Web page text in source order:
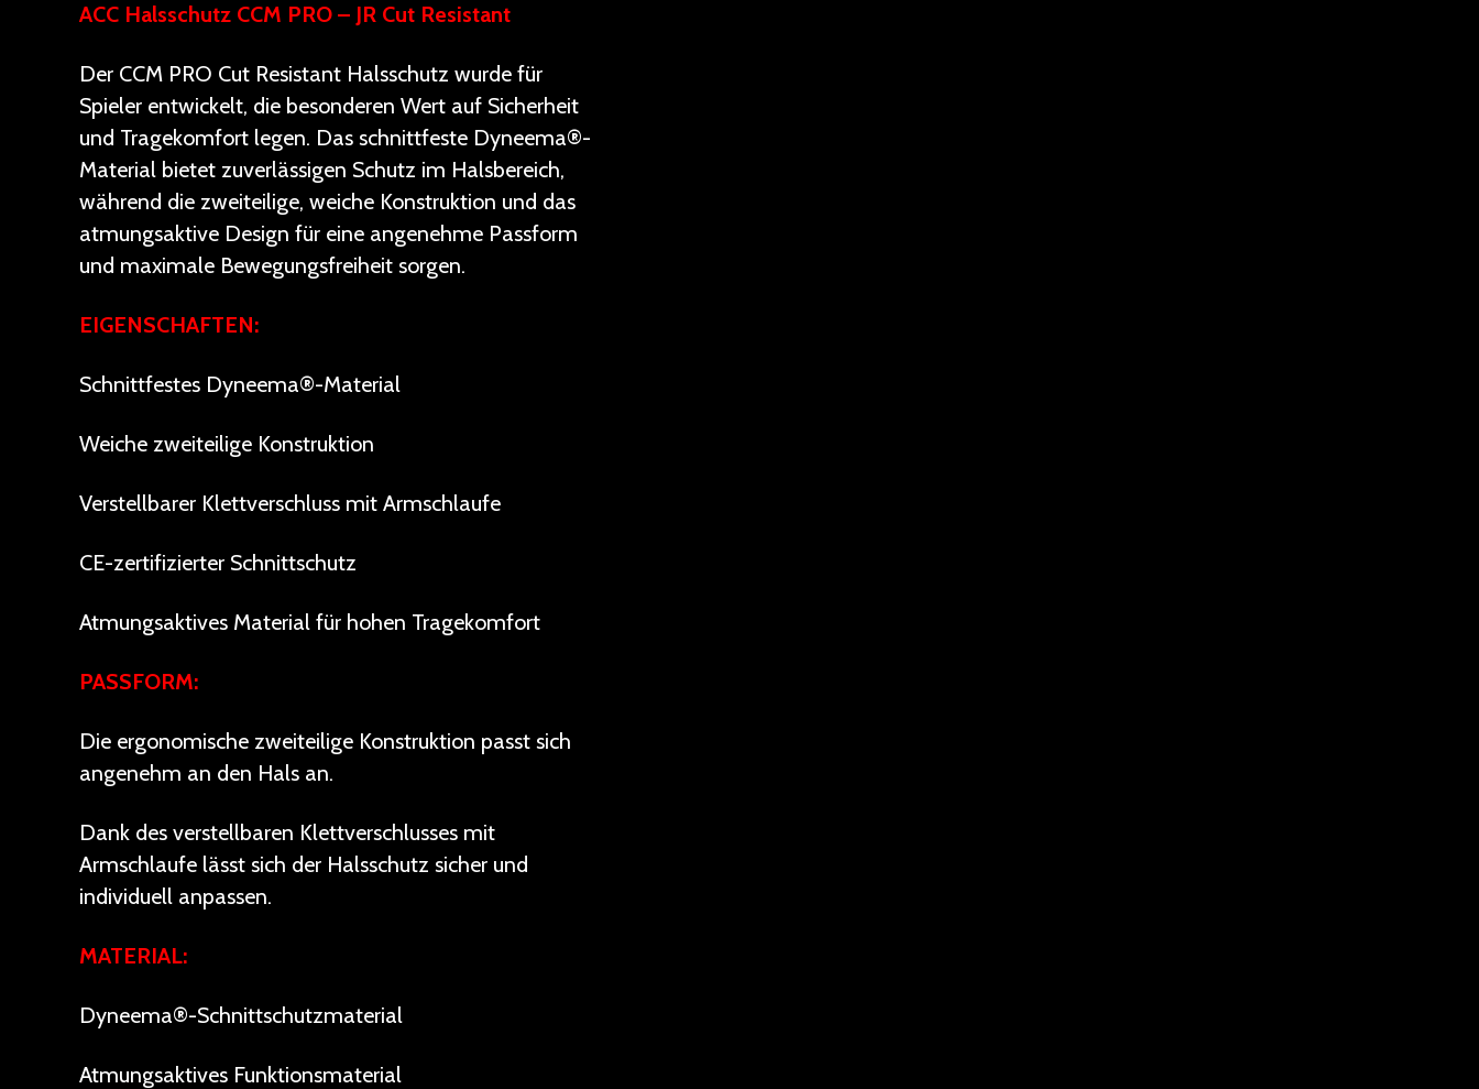
ACC Halsschutz CCM PRO – JR Cut Resistant
Der CCM PRO Cut Resistant Halsschutz wurde für
Spieler entwickelt, die besonderen Wert auf Sicherheit
und Tragekomfort legen. Das schnittfeste Dyneema®-
Material bietet zuverlässigen Schutz im Halsbereich,
während die zweiteilige, weiche Konstruktion und das
atmungsaktive Design für eine angenehme Passform
und maximale Bewegungsfreiheit sorgen.
EIGENSCHAFTEN:
Schnittfestes Dyneema®-Material
Weiche zweiteilige Konstruktion
Verstellbarer Klettverschluss mit Armschlaufe
CE-zertifizierter Schnittschutz
Atmungsaktives Material für hohen Tragekomfort
PASSFORM:
Die ergonomische zweiteilige Konstruktion passt sich
angenehm an den Hals an.
Dank des verstellbaren Klettverschlusses mit
Armschlaufe lässt sich der Halsschutz sicher und
individuell anpassen.
MATERIAL:
Dyneema®-Schnittschutzmaterial
Atmungsaktives Funktionsmaterial